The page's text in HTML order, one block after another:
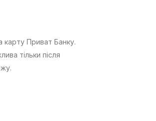
карту Приват Банку.
тільки після